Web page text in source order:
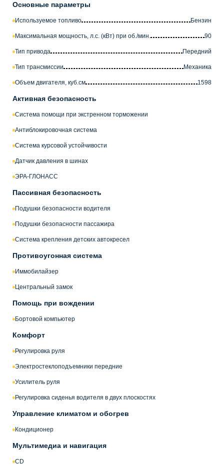
Основные параметры
Используемое топливо Бензин
Максимальная мощность, л.с. (кВт) при об./мин. 90
Тип привода Передний
Тип трансмиссии Механика
Объем двигателя, куб.см 1598
Активная безопасность
Система помощи при экстренном торможении
Антиблокировочная система
Система курсовой устойчивости
Датчик давления в шинах
ЭРА-ГЛОНАСС
Пассивная безопасность
Подушки безопасности водителя
Подушки безопасности пассажира
Система крепления детских автокресел
Противоугонная система
Иммобилайзер
Центральный замок
Помощь при вождении
Бортовой компьютер
Комфорт
Регулировка руля
Электростеклоподъемники передние
Усилитель руля
Регулировка сиденья водителя в двух плоскостях
Управление климатом и обогрев
Кондиционер
Мультимедиа и навигация
CD